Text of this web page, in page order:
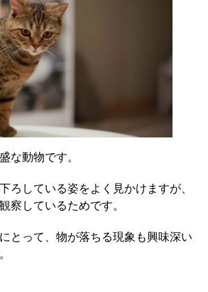
な動物です。
ろしている姿をよく見かけますが、
察しているためです。
とって、物が落ちる現象も興味深い